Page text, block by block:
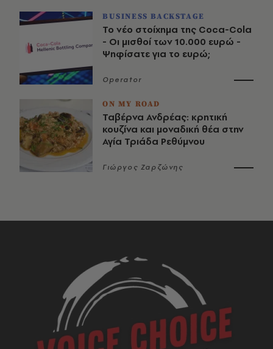
BUSINESS BACKSTAGE
Το νέο στοίχημα της Coca-Cola
- Οι μισθοί των 10.000 ευρώ -
Ψηφίσατε για το ευρώ;
Operator
ON MY ROAD
Ταβέρνα Ανδρέας: κρητική
κουζίνα και μοναδική θέα στην
Αγία Τριάδα Ρεθύμνου
Γιώργος Ζαρζώνης